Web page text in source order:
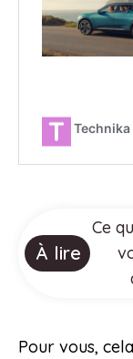
À lire
Ce
Pour vous,